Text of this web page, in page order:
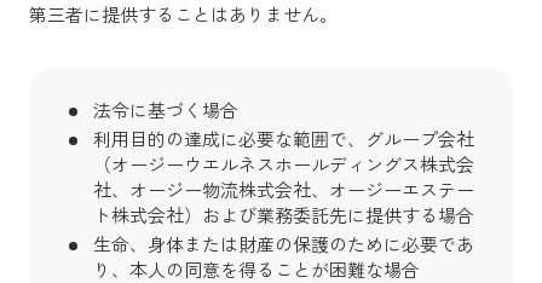
第三者に提供することはありません。
法令に基づく場合
利用目的の達成に必要な範囲で、グループ会社
（オージーウエルネスホールディングス株式会
社、オージー物流株式会社、オージーエステー
ト株式会社）および業務委託先に提供する場合
生命、身体または財産の保護のために必要であ
り、本人の同意を得ることが困難な場合